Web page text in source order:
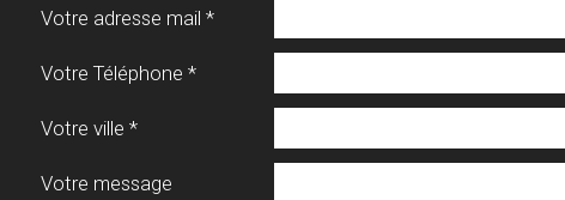
Votre adresse mail *
Votre Téléphone *
Votre ville *
Votre message